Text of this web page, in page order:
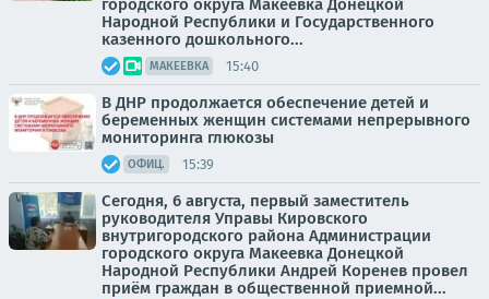
городского округа Макеевка Донецкой
Народной Республики и Государственного
казенного дошкольного...
МАКЕЕВКА 15:40
В ДНР продолжается обеспечение детей и
беременных женщин системами непрерывного
мониторинга глюкозы
ОФИЦ. 15:39
Сегодня, 6 августа, первый заместитель
руководителя Управы Кировского
внутригородского района Администрации
городского округа Макеевка Донецкой
Народной Республики Андрей Коренев провел
приём граждан в общественной приемной...